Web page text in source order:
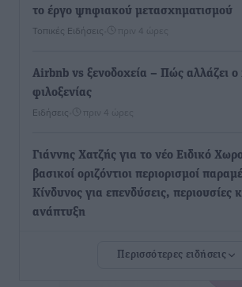
το έργο ψηφιακού μετασχηματισμού
Τοπικές Ειδήσεις πριν 4 ώρες
Airbnb vs ξενοδοχεία – Πώς αλλάζει ο
φιλοξενίας
Ειδήσεις πριν 4 ώρες
Γιάννης Χατζής για το νέο Ειδικό
βασικοί οριζόντιοι περιορισμοί
Κίνδυνος για επενδύσεις, περιουσίες
ανάπτυξη
Περισσότερες ειδήσεις